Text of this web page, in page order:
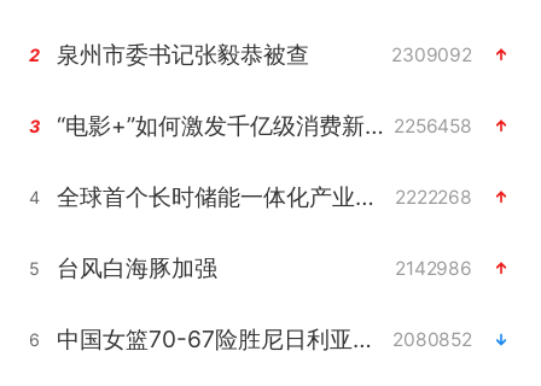
2 泉州市委书记张毅恭被查 2309092
3 “电影+”如何激发千亿级消费新活力？ 2256458
4 全球首个长时储能一体化产业园量产 2222268
5 台风白海豚加强 2142986
6 中国女篮70-67险胜尼日利亚女篮 2080852